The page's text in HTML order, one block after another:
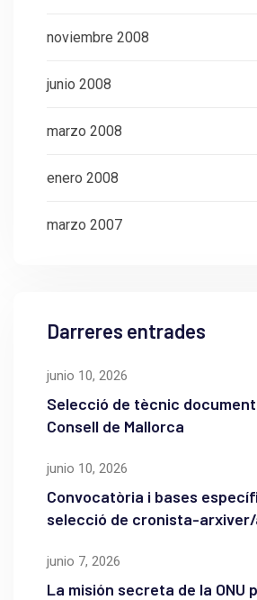
noviembre 2008
junio 2008
marzo 2008
enero 2008
marzo 2007
Darreres entrades
junio 10, 2026
Selecció de tècnic
Consell de Mallorca
junio 10, 2026
Convocatòria i bases
selecció de cronista-arxiver/
junio 7, 2026
La misión secreta de la ONU